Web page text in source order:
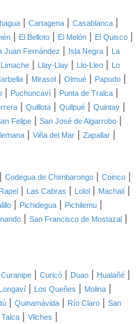
| Cartagena | Casablanca |
| El Belloto | El Melón | El Quisco |
Juan Fernández | Isla Negra |
La
Limache | Llay-Llay | Llo-Lleo |
Lo
| Mirasol | Olmué | Papudo |
| Puchuncaví | Punta de Tralca |
| Quillota | Quilpué | Quintay |
Felipe | San José de Algarrobo |
| Viña del Mar | Zapallar |
| Codegua de Chimbarongo | Coinco |
| Las Cabras | Lolol | Machalí |
| Pichidegua | Pichilemu |
| San Francisco de Mostazal |
Curanipe | Curicó | Duao | Hualañé |
Longaví | Los Queñes | Molina |
| Quinamávida | Río Claro | San
Talca | Vilches |